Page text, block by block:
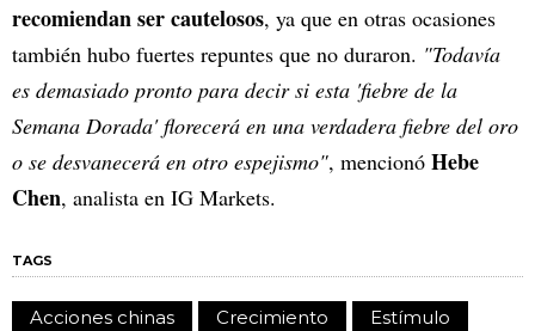
recomiendan ser cautelosos, ya que en otras ocasiones
también hubo fuertes repuntes que no duraron. "Todavía
es demasiado pronto para decir si esta 'fiebre de la
Semana Dorada' florecerá en una verdadera fiebre del oro
o se desvanecerá en otro espejismo", mencionó Hebe
Chen, analista en IG Markets.
TAGS
Acciones chinas Crecimiento Estímulo